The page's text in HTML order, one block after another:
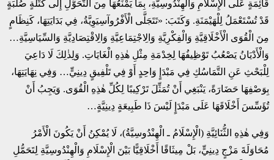
قَائِمَةٍ عَلَى الْإِسْلَامِ وَالْهِنْدُوسِيَّةِ، بِمَا يَمْنَعُهَا مِنَ التَّحَوُّلِ إِلَى كُتْلَةٍ صُلْبَةٍ
قَدْ تُسْتَعْمَلُ لِلْهَيْمَنَةِ. وَكَتَبَ: «تَتَجَلَّى الْأَفْرُوآسِيَوِيَّةُ، فِي بَدَايَتِهَا، كَنِظَامٍ
مِنَ الْقُوَى الْأَخْلَاقِيَّةِ وَالْفِكْرِيَّةِ وَالِاجْتِمَاعِيَّةِ وَالِاقْتِصَادِيَّةِ وَالسِّيَاسِيَّةِ…
وَالْأَدْيَانُ يَصْعُبُ تَوْظِيفُهَا لِخِدْمَةِ مِثْلِ هٰذِهِ الْغَايَاتِ. وَلِذٰلِكَ لَا دَاعِيَ
لِلْبَحْثِ عَنِ التَّمَاسُكِ فِي مَبْدَإٍ وَاحِدٍ أَوْ فِي تَلْفِيقٍ دِينِيٍّ… وَفِي نِهَايَتِهَا،
بِوَصْفِهَا حَضَارَةً، يَنْبَغِي أَنْ تُمَثِّلَ تَرْكِيبًا لِكُلِّ هٰذِهِ الْقُوَى. وَيَجِبُ أَنْ
تُؤَسِّسَ أَخْلَاقَهَا عَلَى مَبْدَإٍ لَيْسَ ذَا طَبِيعَةٍ دِينِيَّةٍ…
وَفِي هٰذِهِ الثُّنَائِيَّةِ (الْإِسْلَامُ ـ الْهِنْدُوسِيَّةُ)، لَا يُمْكِنُ أَنْ يَكُونَ الْأَمْرُ
مُحَاوَلَةَ مَزْجٍ دِينِيٍّ، بَلْ مِيثَاقًا أَخْلَاقِيًّا بَيْنَ الْإِسْلَامِ وَالْهِنْدُوسِيَّةِ لِتَحَمُّلِ